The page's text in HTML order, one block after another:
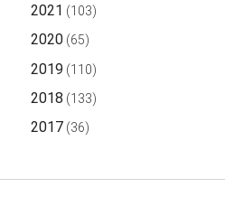
2021 (103)
2020(65)
2019 (110)
2018 (133)
2017(36)